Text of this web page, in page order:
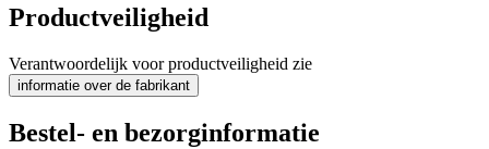
Productveiligheid
Verantwoordelijk voor productveiligheid zie
informatie over de fabrikant
Bestel- en bezorginformatie